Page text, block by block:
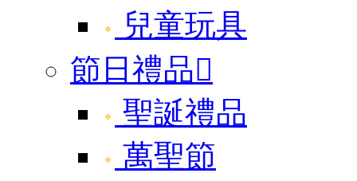
兒童玩具
節日禮品
聖誕禮品
萬聖節